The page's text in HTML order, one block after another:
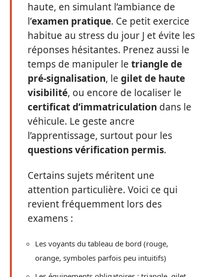
haute, en simulant l’ambiance de
l’examen pratique. Ce petit exercice
habitue au stress du jour J et évite les
réponses hésitantes. Prenez aussi le
temps de manipuler le triangle de
pré-signalisation, le gilet de haute
visibilité, ou encore de localiser le
certificat d’immatriculation dans le
véhicule. Le geste ancre
l’apprentissage, surtout pour les
questions vérification permis.
Certains sujets méritent une
attention particulière. Voici ce qui
revient fréquemment lors des
examens :
Les voyants du tableau de bord (rouge,
orange, symboles parfois peu intuitifs)